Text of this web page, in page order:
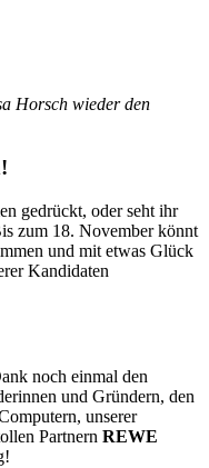
Horsch wieder den
gedrückt, oder seht ihr
zum 18. November könnt
und mit etwas Glück
Kandidaten
noch einmal den
und Gründern, den
unserer
Partnern REWE